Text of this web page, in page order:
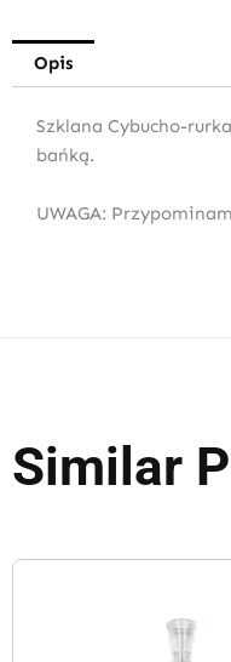
Opis
Szklana Cybucho-
bańką.
UWAGA:
Similar